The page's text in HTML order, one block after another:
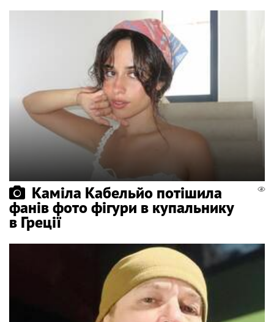
Каміла Кабельйо потішила
фанів фото фігури в купальнику
в Греції